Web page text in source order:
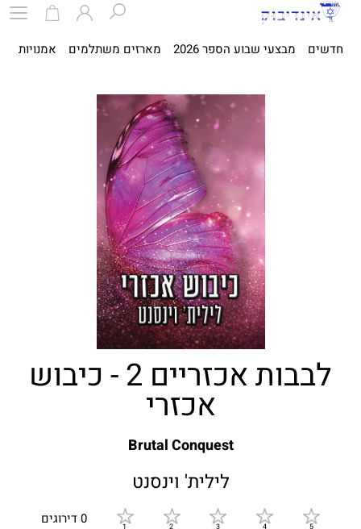
חדשים מבצעי שבוע הספר 2026 מארזים משתלמים אמנויות
לבבות אכזריים 2 - כיבוש
אכזרי
Brutal Conquest
לילית' וינסנט
0 דירוגים